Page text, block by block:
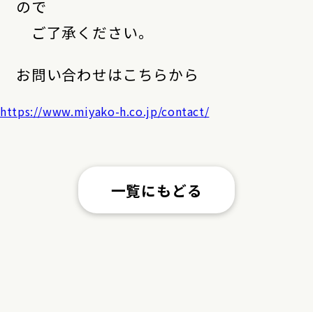
ので
ご了承ください。
お問い合わせはこちらから
https://www.miyako-h.co.jp/contact/
一覧にもどる